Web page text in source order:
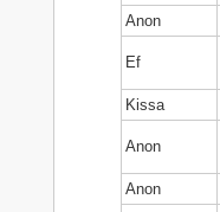
Anon
Ef
Kissa
Anon
Anon